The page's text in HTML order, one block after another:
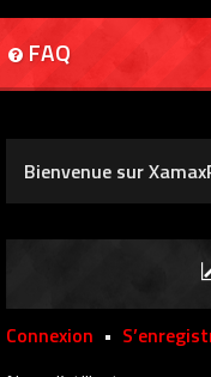
FAQ
Bienvenue sur
Connexion •